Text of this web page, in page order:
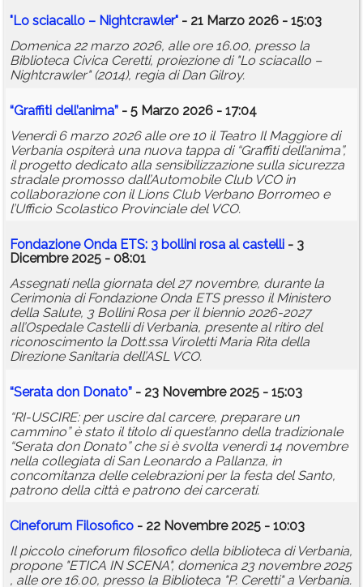
"Lo sciacallo – Nightcrawler" - 21 Marzo 2026 - 15:03
Domenica 22 marzo 2026, alle ore 16.00, presso la
Biblioteca Civica Ceretti, proiezione di "Lo sciacallo –
Nightcrawler" (2014), regia di Dan Gilroy.
“Graffiti dell’anima” - 5 Marzo 2026 - 17:04
Venerdì 6 marzo 2026 alle ore 10 il Teatro Il Maggiore di
Verbania ospiterà una nuova tappa di “Graffiti dell’anima”,
il progetto dedicato alla sensibilizzazione sulla sicurezza
stradale promosso dall’Automobile Club VCO in
collaborazione con il Lions Club Verbano Borromeo e
l’Ufficio Scolastico Provinciale del VCO.
Fondazione Onda ETS: 3 bollini rosa al castelli - 3
Dicembre 2025 - 08:01
Assegnati nella giornata del 27 novembre, durante la
Cerimonia di Fondazione Onda ETS presso il Ministero
della Salute, 3 Bollini Rosa per il biennio 2026-2027
all’Ospedale Castelli di Verbania, presente al ritiro del
riconoscimento la Dott.ssa Viroletti Maria Rita della
Direzione Sanitaria dell’ASL VCO.
“Serata don Donato” - 23 Novembre 2025 - 15:03
“RI-USCIRE: per uscire dal carcere, preparare un
cammino” è stato il titolo di quest’anno della tradizionale
“Serata don Donato” che si è svolta venerdì 14 novembre
nella collegiata di San Leonardo a Pallanza, in
concomitanza delle celebrazioni per la festa del Santo,
patrono della città e patrono dei carcerati.
Cineforum Filosofico - 22 Novembre 2025 - 10:03
Il piccolo cineforum filosofico della biblioteca di Verbania,
propone "ETICA IN SCENA", domenica 23 novembre 2025
, alle ore 16.00, presso la Biblioteca "P. Ceretti" a Verbania.